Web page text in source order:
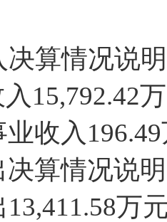
算情况说明
15,792.42
收入 196.49
算情况说明
13,411.58万